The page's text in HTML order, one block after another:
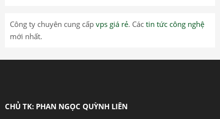
Công ty chuyên cung cấp vps giá rẻ. Các tin tức công nghệ
mới nhất.
CHỦ TK: PHAN NGỌC QUỲNH LIÊN